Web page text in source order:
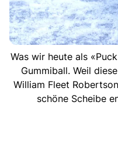
Was wir heute als
Gummiball. Weil
William Fleet
schöne Scheibe